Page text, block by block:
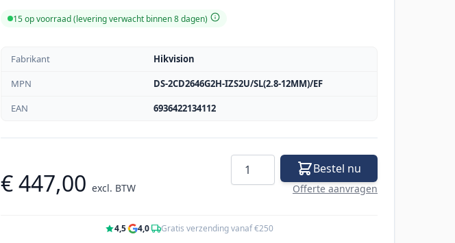
15 op voorraad (levering verwacht binnen 8 dagen)
Fabrikant
Hikvision
MPN
DS-2CD2646G2H-IZS2U/SL(2.8-12MM)/EF
EAN
6936422134112
€ 447,00 excl. BTW
Aantal Bestel nu
Offerte aanvragen
4,5· 4,0· Gratis verzending vanaf €250